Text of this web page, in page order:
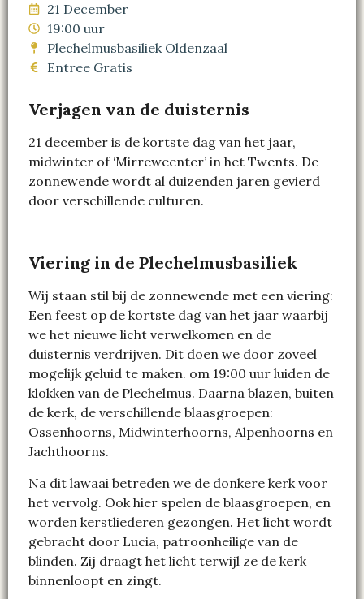
21 December
19:00 uur
Plechelmusbasiliek Oldenzaal
Entree Gratis
Verjagen van de duisternis
21 december is de kortste dag van het jaar,
midwinter of ‘Mirreweenter’ in het Twents. De
zonnewende wordt al duizenden jaren gevierd
door verschillende culturen.
Viering in de Plechelmusbasiliek
Wij staan stil bij de zonnewende met een viering:
Een feest op de kortste dag van het jaar waarbij
we het nieuwe licht verwelkomen en de
duisternis verdrijven. Dit doen we door zoveel
mogelijk geluid te maken. om 19:00 uur luiden de
klokken van de Plechelmus. Daarna blazen, buiten
de kerk, de verschillende blaasgroepen:
Ossenhoorns, Midwinterhoorns, Alpenhoorns en
Jachthoorns.
Na dit lawaai betreden we de donkere kerk voor
het vervolg. Ook hier spelen de blaasgroepen, en
worden kerstliederen gezongen. Het licht wordt
gebracht door Lucia, patroonheilige van de
blinden. Zij draagt het licht terwijl ze de kerk
binnenloopt en zingt.